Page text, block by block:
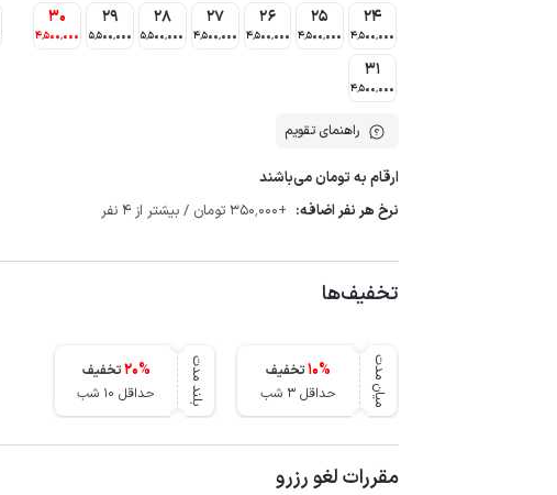
24
4٬500٬000
25
4٬500٬000
26
4٬500٬000
27
4٬500٬000
28
5٬500٬000
29
5٬500٬000
30
4٬500٬000
31
4٬500٬000
راهنمای تقویم
ارقام به تومان می‌باشند
نرخ هر نفر اضافه: +350٬000 تومان / بیشتر از 4 نفر
تخفیف‌ها
میان مدت 10%
تخفیف
حداقل 3 شب
بلند مدت 20%
تخفیف
حداقل 10 شب
مقررات لغو رزرو